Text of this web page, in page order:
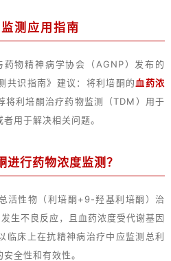
测应用指南
物精神病学协会（AGNP）发布的
共识指南》建议：将利培酮的血药浓
将利培酮治疗药物监测（TDM）用于
用于解决相关问题。
行药物浓度监测？
活性物（利培酮+9-羟基利培酮）治
生不良反应，且血药浓度受代谢基因
临床上在抗精神病治疗中应监测总利
全性和有效性。